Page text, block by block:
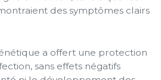
des symptômes clairs
a offert une protection
sans effets négatifs